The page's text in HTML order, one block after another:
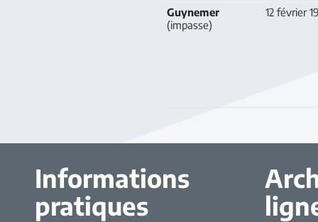
Guynemer
(impasse)
12 février
Informations
pratiques